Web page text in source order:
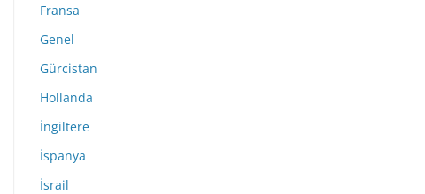
Fransa
Genel
Gürcistan
Hollanda
İngiltere
İspanya
İsrail